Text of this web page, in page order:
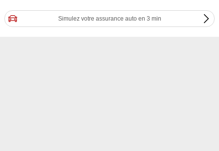
Simulez votre assurance auto en 3 min